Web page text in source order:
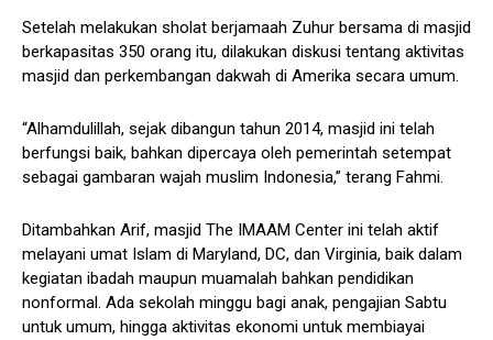
Setelah melakukan sholat berjamaah Zuhur bersama di masjid
berkapasitas 350 orang itu, dilakukan diskusi tentang aktivitas
masjid dan perkembangan dakwah di Amerika secara umum.
“Alhamdulillah, sejak dibangun tahun 2014, masjid ini telah
berfungsi baik, bahkan dipercaya oleh pemerintah setempat
sebagai gambaran wajah muslim Indonesia,” terang Fahmi.
Ditambahkan Arif, masjid The IMAAM Center ini telah aktif
melayani umat Islam di Maryland, DC, dan Virginia, baik dalam
kegiatan ibadah maupun muamalah bahkan pendidikan
nonformal. Ada sekolah minggu bagi anak, pengajian Sabtu
untuk umum, hingga aktivitas ekonomi untuk membiayai